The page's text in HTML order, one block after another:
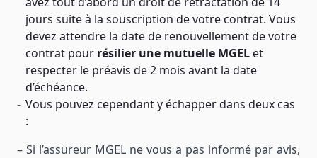
jours suite à la souscription de votre contrat. Vous
devez attendre la date de renouvellement de votre
contrat pour résilier une mutuelle MGEL et
respecter le préavis de 2 mois avant la date
d’échéance.
Vous pouvez cependant y échapper dans deux cas
:
– Si l’assureur MGEL ne vous a pas informé par avis,